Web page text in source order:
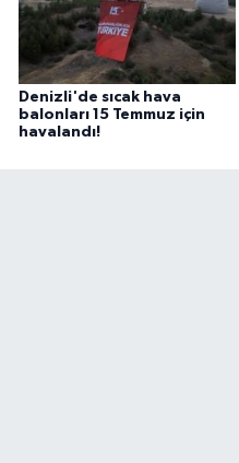
Denizli'de sıcak hava
balonları 15 Temmuz için
havalandı!